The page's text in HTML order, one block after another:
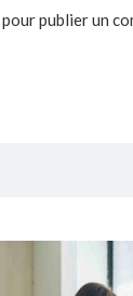
pour publier un